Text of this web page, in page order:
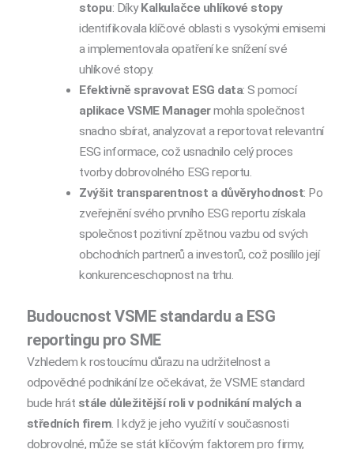
stopu: DíkyKalkulačce uhlíkové stopy
identifikovala klíčové oblasti s vysokými emisemi
a implementovala opatření ke snížení své
uhlíkové stopy.
Efektivně spravovat ESG data: S pomocí
aplikace VSME Managermohla společnost
snadno sbírat, analyzovat a reportovat relevantní
ESG informace, což usnadnilo celý proces
tvorby dobrovolného ESG reportu.
Zvýšit transparentnost a důvěryhodnost: Po
zveřejnění svého prvního ESG reportu získala
společnost pozitivní zpětnou vazbu od svých
obchodních partnerů a investorů, což posílilo její
konkurenceschopnost na trhu.
Budoucnost VSME standardu a ESG
reportingu pro SME
Vzhledem k rostoucímu důrazu na udržitelnost a
odpovědné podnikání lze očekávat, žeVSME standard
bude hrát stále důležitější roli v podnikání malých a
středních firem . I když je jeho využití v současnosti
dobrovolné, může se stát klíčovým faktorem pro firmy,